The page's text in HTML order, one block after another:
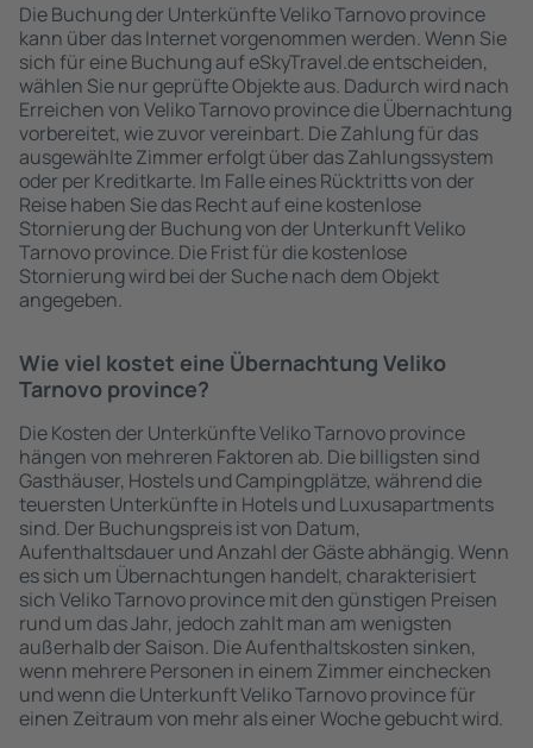
Die Buchung der Unterkünfte Veliko Tarnovo province
kann über das Internet vorgenommen werden. Wenn Sie
sich für eine Buchung auf eSkyTravel.de entscheiden,
wählen Sie nur geprüfte Objekte aus. Dadurch wird nach
Erreichen von Veliko Tarnovo province die Übernachtung
vorbereitet, wie zuvor vereinbart. Die Zahlung für das
ausgewählte Zimmer erfolgt über das Zahlungssystem
oder per Kreditkarte. Im Falle eines Rücktritts von der
Reise haben Sie das Recht auf eine kostenlose
Stornierung der Buchung von der Unterkunft Veliko
Tarnovo province. Die Frist für die kostenlose
Stornierung wird bei der Suche nach dem Objekt
angegeben.
Wie viel kostet eine Übernachtung Veliko
Tarnovo province?
Die Kosten der Unterkünfte Veliko Tarnovo province
hängen von mehreren Faktoren ab. Die billigsten sind
Gasthäuser, Hostels und Campingplätze, während die
teuersten Unterkünfte in Hotels und Luxusapartments
sind. Der Buchungspreis ist von Datum,
Aufenthaltsdauer und Anzahl der Gäste abhängig. Wenn
es sich um Übernachtungen handelt, charakterisiert
sich Veliko Tarnovo province mit den günstigen Preisen
rund um das Jahr, jedoch zahlt man am wenigsten
außerhalb der Saison. Die Aufenthaltskosten sinken,
wenn mehrere Personen in einem Zimmer einchecken
und wenn die Unterkunft Veliko Tarnovo province für
einen Zeitraum von mehr als einer Woche gebucht wird.